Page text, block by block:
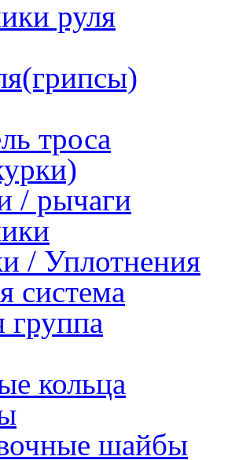
руля
троса
/ рычаги
/ Уплотнения
система
группа
кольца
шайбы